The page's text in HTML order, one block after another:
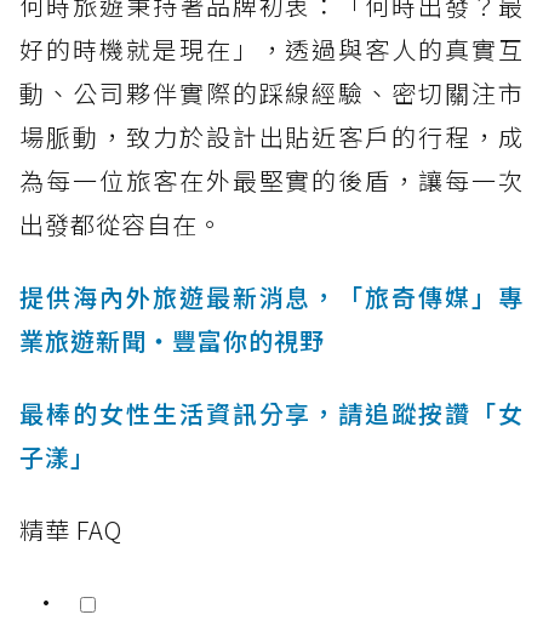
好的時機就是現在」，透過與客人的真實互
動、公司夥伴實際的踩線經驗、密切關注市
場脈動，致力於設計出貼近客戶的行程，成
為每一位旅客在外最堅實的後盾，讓每一次
出發都從容自在。
提供海內外旅遊最新消息，「旅奇傳媒」專
業旅遊新聞‧豐富你的視野
最棒的女性生活資訊分享，請追蹤按讚「女
子漾」
精華 FAQ